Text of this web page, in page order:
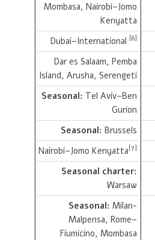
Mombasa, Nairobi–Jomo
Kenyatta
Dubai–International [6]
Dar es Salaam, Pemba
Island, Arusha, Serengeti
Seasonal: Tel Aviv–Ben
Gurion
Seasonal: Brussels
Nairobi–Jomo Kenyatta [7]
Seasonal charter:
Warsaw
Seasonal: Milan-
Malpensa, Rome–
Fiumicino, Mombasa